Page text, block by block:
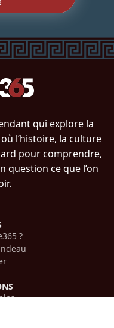
qui explore la
où l’histoire, la culture
pour comprendre,
question ce que l’on
?